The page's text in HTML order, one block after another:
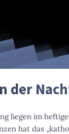
der
liegen im
hat das